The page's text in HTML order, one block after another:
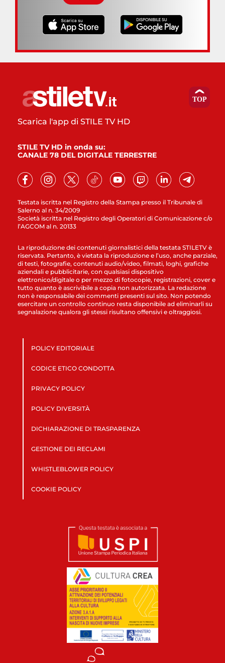
Testata iscritta nel Registro della Stampa presso il Tribunale di
Salerno al n. 34/2009
Società iscritta nel Registro degli Operatori di Comunicazione c/o
l’AGCOM al n. 20133
Scarica l'app di STILE TV HD
STILE TV HD in onda su:
CANALE 78 DEL DIGITALE TERRESTRE
La riproduzione dei contenuti giornalistici della testata STILETV è
riservata. Pertanto, è vietata la riproduzione e l’uso, anche parziale,
di testi, fotografie, contenuti audio/video, filmati, loghi, grafiche
aziendali e pubblicitarie, con qualsiasi dispositivo
elettronico/digitale o per mezzo di fotocopie, registrazioni, cover e
tutto quanto è ascrivibile a copia non autorizzata. La redazione
non è responsabile dei commenti presenti sul sito. Non potendo
esercitare un controllo continuo resta disponibile ad eliminarli su
segnalazione qualora gli stessi risultano offensivi e oltraggiosi.
POLICY EDITORIALE
CODICE ETICO CONDOTTA
PRIVACY POLICY
POLICY DIVERSITÀ
DICHIARAZIONE DI TRASPARENZA
GESTIONE DEI RECLAMI
WHISTLEBLOWER POLICY
COOKIE POLICY